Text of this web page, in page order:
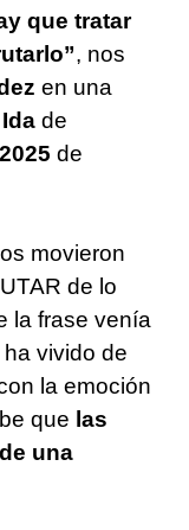
que tratar
, nos
en una
de
de
movieron
de lo
la frase venía
vivido de
la emoción
que las
una